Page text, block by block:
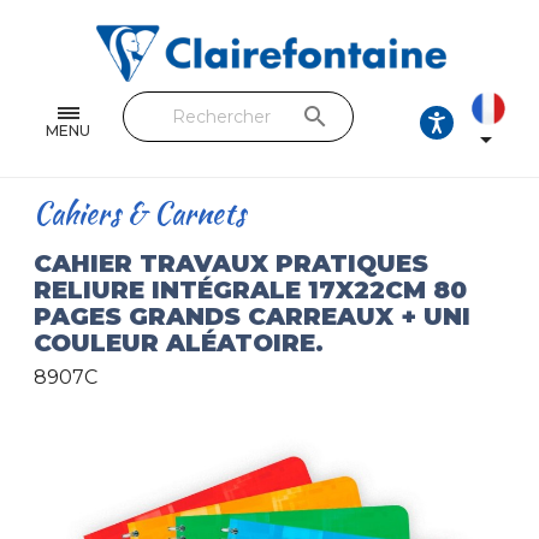
MENU
Feuilles & Copies
Beaux-arts & Dessin
Loisirs créatifs
Papiers cadeaux et emballages
Cuir & trousses
search

Cahiers & Carnets
CAHIER TRAVAUX PRATIQUES
RELIURE INTÉGRALE 17X22CM 80
PAGES GRANDS CARREAUX + UNI
COULEUR ALÉATOIRE.
8907C